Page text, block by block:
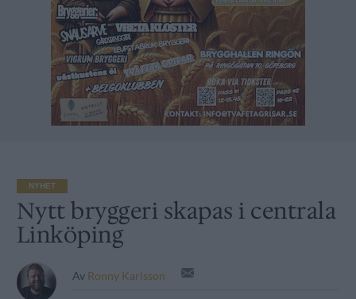
NYHET
Nytt bryggeri skapas i centrala
Linköping
Av Ronny Karlsson